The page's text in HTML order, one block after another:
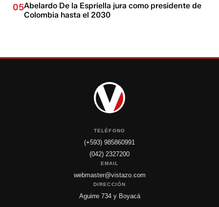
05Abelardo De la Espriella jura como presidente de
Colombia hasta el 2030
TELÉFONO
(+593) 985860991
(042) 2327200
EMAIL
webmaster@vistazo.com
DIRECCIÓN
Aguirre 734 y Boyacá